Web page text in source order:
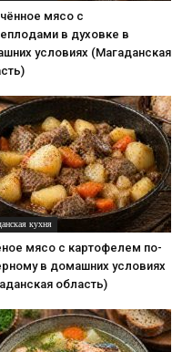
мясо с
в духовке в
условиях (Магаданская
кухня
мясо с картофелем по-
в домашних условиях
область)